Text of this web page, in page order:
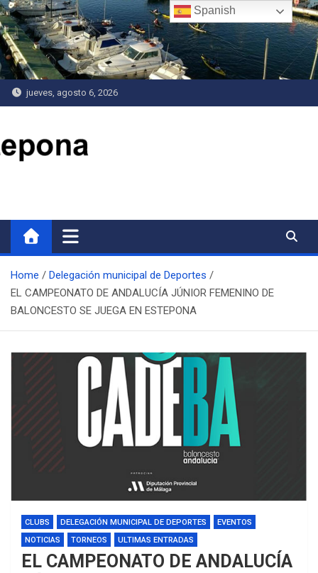
Saltar
al
contenido
jueves, agosto 6, 2026
Home
Delegación municipal de Deportes
EL CAMPEONATO DE ANDALUCÍA JÚNIOR FEMENINO DE
BALONCESTO SE JUEGA EN ESTEPONA
CLUBS DELEGACIÓN MUNICIPAL DE DEPORTES
EVENTOS
NOTICIAS
TORNEOS ULTIMAS ENTRADAS
EL CAMPEONATO DE ANDALUCÍA
Spanish